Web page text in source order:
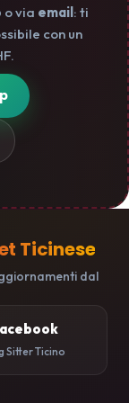
o via email: ti
con un
Ticinese
dal
Sitter Ticino